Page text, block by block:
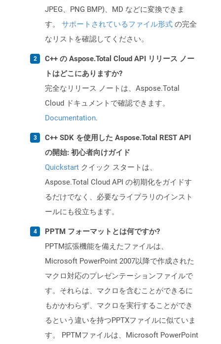
JPEG、PNG BMP)、MD などに変換できま
す。 サポートされているファイル形式 の完全
なリストを確認してください。
C++ の Aspose.Total Cloud API リリース ノー
トはどこにありますか?
完全なリリース ノートは、Aspose.Total
Cloud ドキュメントで確認できます。
Documentation.
C++ SDK を使用した Aspose.Total REST API
の開始: 初心者向けガイド
Quickstart クイック スタートは、
Aspose.Total Cloud API の初期化をガイドす
るだけでなく、必要なライブラリのインスト
ールにも役立ちます。
PPTM フォーマットとは何ですか?
PPTM拡張機能を備えたファイルは、
Microsoft PowerPoint 2007以降で作成された
マクロ対応のプレゼンテーションファイルで
す。それらは、マクロを含むことができるに
もかかわらず、マクロを実行することができ
るという違いを持つPPTXファイルに似ていま
す。 PPTMファイルは、Microsoft PowerPoint